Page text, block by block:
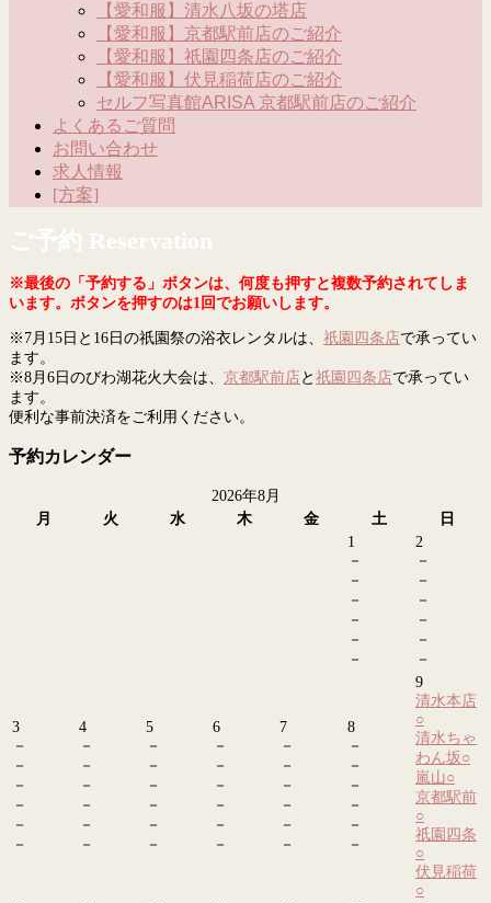
【愛和服】清水八坂の塔店
【愛和服】京都駅前店のご紹介
【愛和服】祇園四条店のご紹介
【愛和服】伏見稲荷店のご紹介
セルフ写真館ARISA 京都駅前店のご紹介
よくあるご質問
お問い合わせ
求人情報
[方案]
ご予約 Reservation
※最後の「予約する」ボタンは、何度も押すと複数予約されてしま
います。ボタンを押すのは1回でお願いします。
※7月15日と16日の祇園祭の浴衣レンタルは、 祇園四条店で承ってい
ます。
※8月6日のびわ湖花火大会は、 京都駅前店 と 祇園四条店で承ってい
ます。
便利な事前決済をご利用ください。
予約カレンダー
2026年8月
月
火 水 木 金 土
日
1
－
－
－
－
－
－
2
－
－
－
－
－
－
3
－
－
－
－
－
－
4
－
－
－
－
－
－
5
－
－
－
－
－
－
6
－
－
－
－
－
－
7
－
－
－
－
－
－
8
－
－
－
－
－
－
9
清水本店
○
清水ちゃ
わん坂○
嵐山○
京都駅前
○
祇園四条
○
伏見稲荷
○